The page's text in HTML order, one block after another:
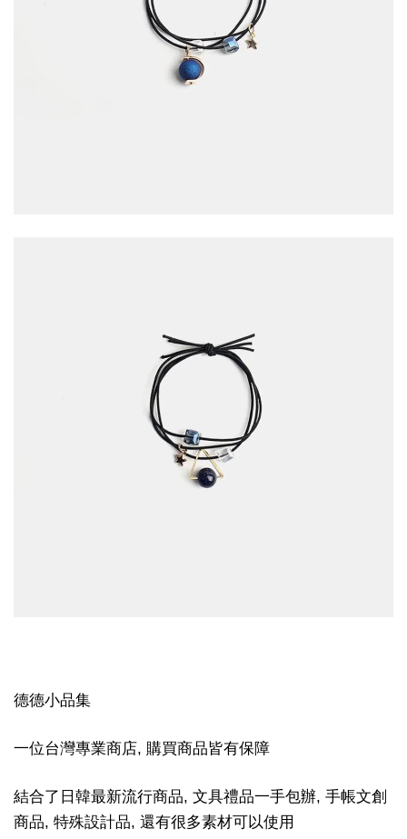
德德小品集
一位台灣專業商店, 購買商品皆有保障
結合了日韓最新流行商品, 文具禮品一手包辦, 手帳文創
商品, 特殊設計品, 還有很多素材可以使用